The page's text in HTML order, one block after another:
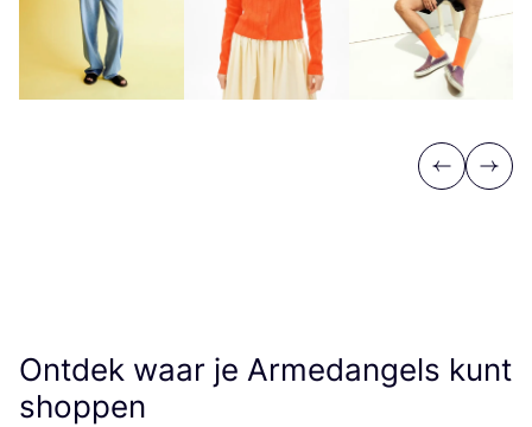
Previous
Next
Ontdek waar je Armedangels kunt
shoppen